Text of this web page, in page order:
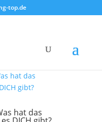
top.de
hat das